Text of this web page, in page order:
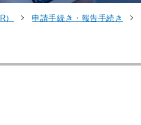
申請手続き・報告手続き